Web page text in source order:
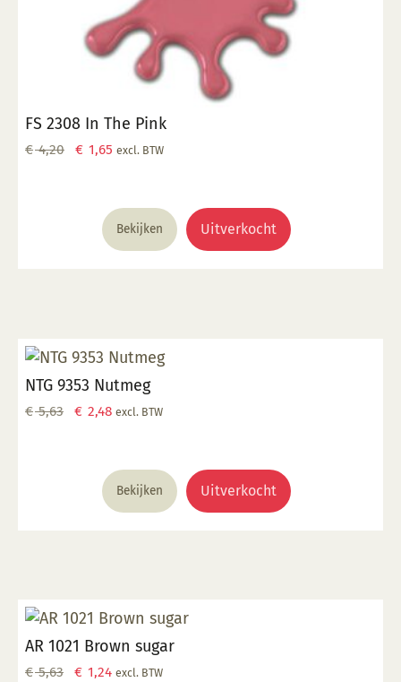
FS 2308 In The Pink
€4,20
Oorspronkelijke
€ 4,20.
€ 1,65 Huidige
€ 1,65.
excl. BTW
Bekijken Uitverkocht
NTG 9353 Nutmeg
€5,63
Oorspronkelijke
€ 2,48Huidige
€ 2,48.
excl. BTW
Bekijken Uitverkocht
AR 1021 Brown sugar
€5,63
Oorspronkelijke
€ 1,24Huidige
excl. BTW